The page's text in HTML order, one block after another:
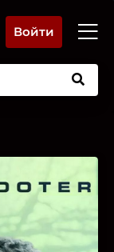
Войти